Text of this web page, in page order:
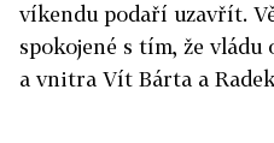
víkendu podaří uzavřít.
spokojené s tím, že
a vnitra Vít Bárta a